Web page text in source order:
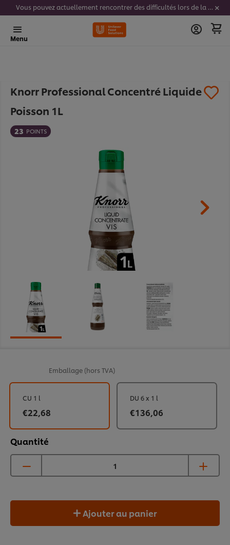
Vous pouvez actuellement rencontrer des difficultés lors de la saisie de vos codes stickers. Nous travaillons activement à résoudre ce problème.
Menu
Knorr Professional Concentré Liquide
Poisson 1L
23 POINTS
Emballage (hors TVA)
Quantité
CU 1 l
€22,68
DU 6 x 1 l
€136,06
Ajouter au panier